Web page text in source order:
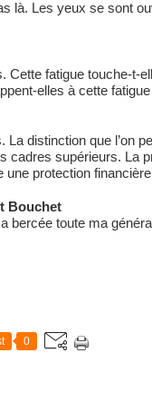
là. Les yeux se sont
Cette fatigue touche-t-
elles à cette
distinction que l’on
cadres supérieurs. La
une protection
Bouchet
bercée toute ma
0